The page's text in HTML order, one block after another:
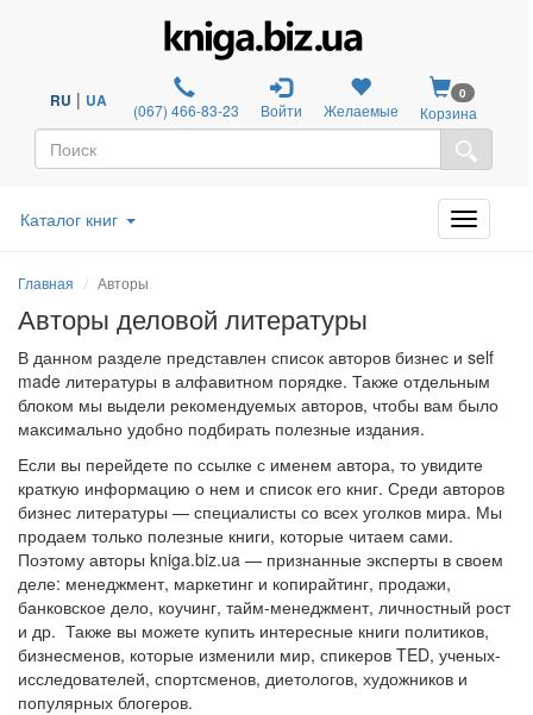
RU | UA (067) 466-83-23 Войти Желаемые
0
Корзина
Каталог книг
Главная Авторы
Авторы деловой литературы
В данном разделе представлен список авторов бизнес и self
made литературы в алфавитном порядке. Также отдельным
блоком мы выдели рекомендуемых авторов, чтобы вам было
максимально удобно подбирать полезные издания.
Если вы перейдете по ссылке с именем автора, то увидите
краткую информацию о нем и список его книг. Среди авторов
бизнес литературы — специалисты со всех уголков мира. Мы
продаем только полезные книги, которые читаем сами.
Поэтому авторы kniga.biz.ua — признанные эксперты в своем
деле: менеджмент, маркетинг и копирайтинг, продажи,
банковское дело, коучинг, тайм-менеджмент, личностный рост
и др. Также вы можете купить интересные книги политиков,
бизнесменов, которые изменили мир, спикеров TED, ученых-
исследователей, спортсменов, диетологов, художников и
популярных блогеров.